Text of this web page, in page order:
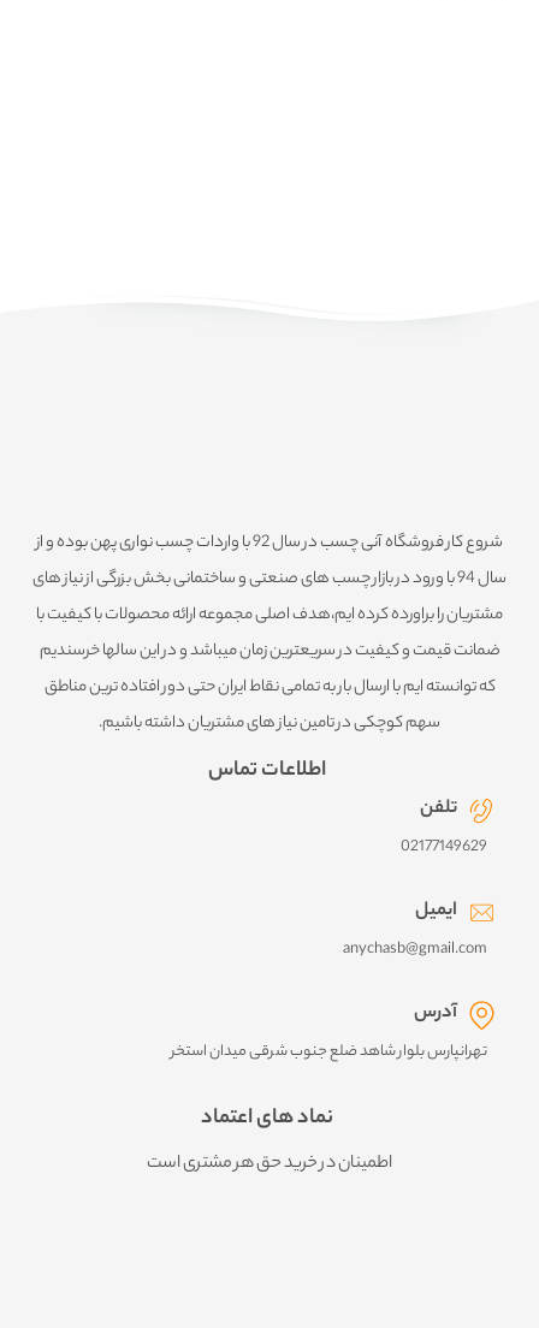
شروع کار فروشگاه آنی چسب در سال 92 با واردات چسب نواری پهن بوده و از
سال 94 با ورود در بازار چسب های صنعتی و ساختمانی بخش بزرگی از نیاز های
مشتریان را براورده کرده ایم،هدف اصلی مجموعه ارائه محصولات با کیفیت با
ضمانت قیمت و کیفیت در سریعترین زمان میباشد و در این سالها خرسندیم
که توانسته ایم با ارسال بار به تمامی نقاط ایران حتی دور افتاده ترین مناطق
سهم کوچکی در تامین نیاز های مشتریان داشته باشیم.
اطلاعات تماس
تلفن
02177149629
ایمیل
anychasb@gmail.com
آدرس
تهرانپارس بلوار شاهد ضلع جنوب شرقی میدان استخر
نماد های اعتماد
اطمینان در خرید حق هر مشتری است